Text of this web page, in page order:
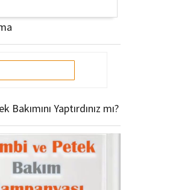
Bakımını Yaptırdınız mı?